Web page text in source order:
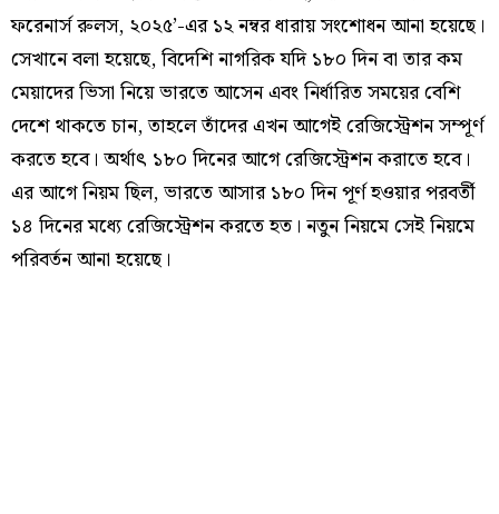
ফরেনার্স রুলস, ২০২৫’-এর ১২ নম্বর ধারায় সংশোধন আনা হয়েছে।
সেখানে বলা হয়েছে, বিদেশি নাগরিক যদি ১৮০ দিন বা তার কম
মেয়াদের ভিসা নিয়ে ভারতে আসেন এবং নির্ধারিত সময়ের বেশি
দেশে থাকতে চান, তাহলে তাঁদের এখন আগেই রেজিস্ট্রেশন সম্পূর্ণ
করতে হবে। অর্থাৎ ১৮০ দিনের আগে রেজিস্ট্রেশন করাতে হবে।
এর আগে নিয়ম ছিল, ভারতে আসার ১৮০ দিন পূর্ণ হওয়ার পরবর্তী
১৪ দিনের মধ্যে রেজিস্ট্রেশন করতে হত। নতুন নিয়মে সেই নিয়মে
পরিবর্তন আনা হয়েছে।